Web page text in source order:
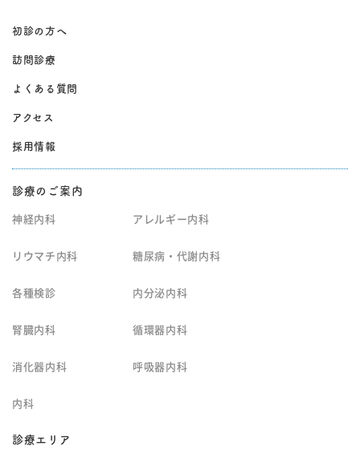
初診の方へ
訪問診療
よくある質問
アクセス
採用情報
診療のご案内
神経内科 アレルギー内科
リウマチ内科 糖尿病・代謝内科
各種検診 内分泌内科
腎臓内科 循環器内科
消化器内科 呼吸器内科
内科
診療エリア